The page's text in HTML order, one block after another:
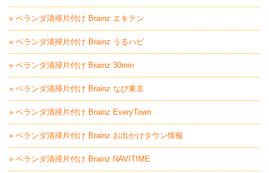
» ベランダ清掃片付け Brainz エキテン
» ベランダ清掃片付け Brainz うるハピ
» ベランダ清掃片付け Brainz 30min
» ベランダ清掃片付け Brainz なび東京
» ベランダ清掃片付け Brainz EveryTown
» ベランダ清掃片付け Brainz お出かけタウン情報
» ベランダ清掃片付け Brainz NAVITIME